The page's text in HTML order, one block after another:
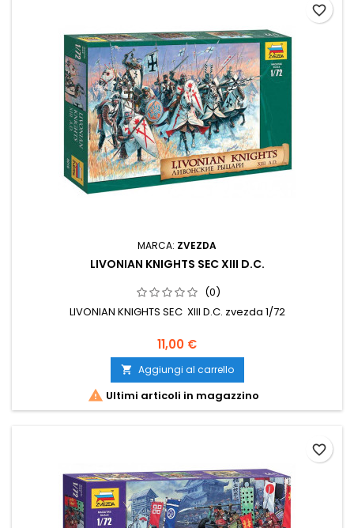
MARCA: ZVEZDA
LIVONIAN KNIGHTS SEC XIII D.C.
(0)
LIVONIAN KNIGHTS SEC XIII D.C. zvezda 1/72
11,00 €
 Aggiungi al carrello
 Ultimi articoli in magazzino
favorite_border
favorite_border